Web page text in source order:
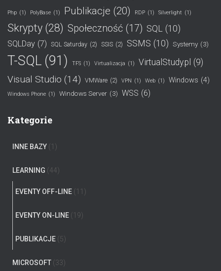
Php (1) PolyBase (1) Publikacje (20) RDP (1) Silverlight (1)
Skrypty (28) Społeczność (17) SQL (10)
SQLDay (7) SQL Saturday (2) SSIS (2) SSMS (10) Systemy (3)
T-SQL (91) TFS (1) Virtualizacja (1) VirtualStudy.pl (9)
Visual Studio (14) VMWare (2) VPN (1) Web (1) Windows (4)
Windows Phone (1) Windows Server (3) WSS (6)
Kategorie
INNE BAZY (1)
LEARNING (44)
EVENTY OFF-LINE (11)
EVENTY ON-LINE (19)
PUBLIKACJE (5)
MICROSOFT (33)